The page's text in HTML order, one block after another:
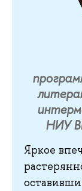
НИУ
Яркое